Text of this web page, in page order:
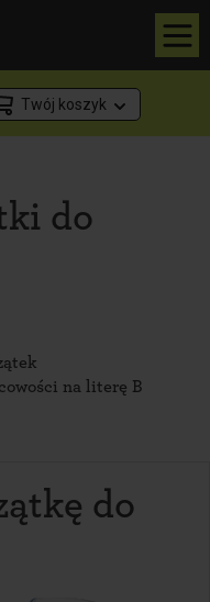
Twój koszyk
do
na literę B
do